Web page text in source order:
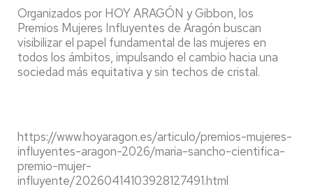
Organizados por HOY ARAGÓN y Gibbon, los
Premios Mujeres Influyentes de Aragón buscan
visibilizar el papel fundamental de las mujeres en
todos los ámbitos, impulsando el cambio hacia una
sociedad más equitativa y sin techos de cristal.
https://www.hoyaragon.es/articulo/premios-mujeres-
influyentes-aragon-2026/maria-sancho-cientifica-
premio-mujer-
influyente/20260414103928127491.html